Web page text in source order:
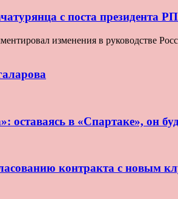
с поста президента
изменения в руководстве
в «Спартаке», он
контракта с новым